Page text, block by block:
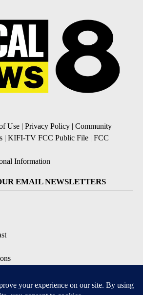
Use | Privacy Policy | Community
| KIFI-TV FCC Public File | FCC
Information
EMAIL NEWSLETTERS